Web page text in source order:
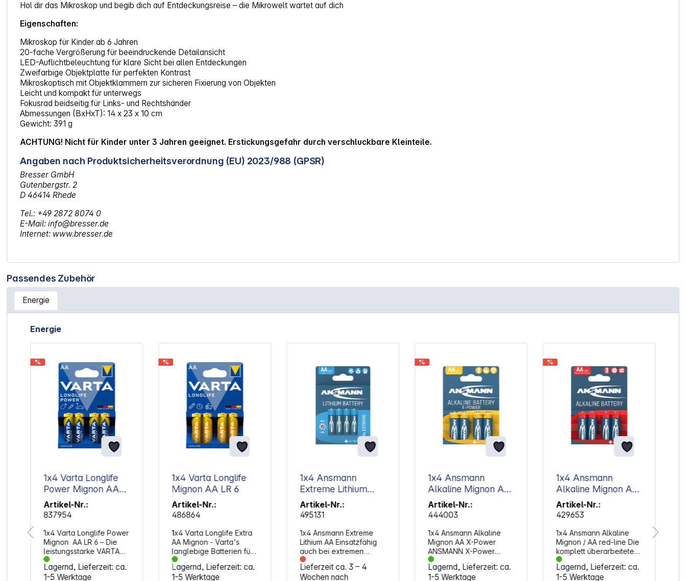
Hol dir das Mikroskop und begib dich auf Entdeckungsreise – die Mikrowelt wartet auf dich
Eigenschaften:
Mikroskop für Kinder ab 6 Jahren
20-fache Vergrößerung für beeindruckende Detailansicht
LED-Auflichtbeleuchtung für klare Sicht bei allen Entdeckungen
Zweifarbige Objektplatte für perfekten Kontrast
Mikroskoptisch mit Objektklammern zur sicheren Fixierung von Objekten
Leicht und kompakt für unterwegs
Fokusrad beidseitig für Links- und Rechtshänder
Abmessungen (BxHxT): 14 x 23 x 10 cm
Gewicht: 391 g
ACHTUNG! Nicht für Kinder unter 3 Jahren geeignet. Erstickungsgefahr durch verschluckbare Kleinteile.
Angaben nach Produktsicherheitsverordnung (EU) 2023/988 (GPSR)
Bresser GmbH
Gutenbergstr. 2
D 46414 Rhede
Tel.: +49 2872 8074 0
E-Mail: info@bresser.de
Internet: www.bresser.de
Passendes Zubehör
Energie
Artikelgalerie überspringen
Energie
%
1x4 Varta Longlife
Power Mignon AA
LR 6
Artikel-Nr.:
837954
1x4 Varta Longlife Power
Mignon AA LR 6 – Die
leistungsstarke VARTA
für besonders
energiehungrige
Anwendungen, wie
Lagernd, Lieferzeit: ca.
1-5 Werktage
%
1x4 Varta Longlife
Mignon AA LR 6
Artikel-Nr.:
486864
1x4 Varta Longlife Extra
AA Mignon - Varta's
langlebige Batterien für
Geräte das täglichen
Lebens.VARTA "Longlife
Extra" Batterien sind
Lagernd, Lieferzeit: ca.
1-5 Werktage
1x4 Ansmann
Extreme Lithium
Mignon AA LR 6
Artikel-Nr.:
495131
1x4 Ansmann Extreme
Lithium AA Einsatzfähig
auch bei extremen
Temperaturen von
+60°C bis -40°C Bis zu
35% leichter als
Lieferzeit ca. 3 – 4
Wochen nach
%
1x4 Ansmann
Alkaline Mignon AA
LR 6 X-Power
Artikel-Nr.:
444003
1x4 Ansmann Alkaline
Mignon AA X-Power
ANSMANN X-Power
Alkaline-Linie zeichnet
sich durch eine
besonders hohe
Lagernd, Lieferzeit: ca.
1-5 Werktage
%
1x4 Ansmann
Alkaline Mignon AA
LR 6 red-line
5015563
Artikel-Nr.:
429653
1x4 Ansmann Alkaline
Mignon / AA red-line Die
komplett überarbeitete
ANSMANN Alkaline-Linie
im attraktiven Design ist
die ideale Energiequelle
Lagernd, Lieferzeit: ca.
1-5 Werktage